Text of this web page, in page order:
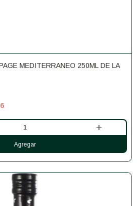
MEDITERRANEO 250ML DE LA
+